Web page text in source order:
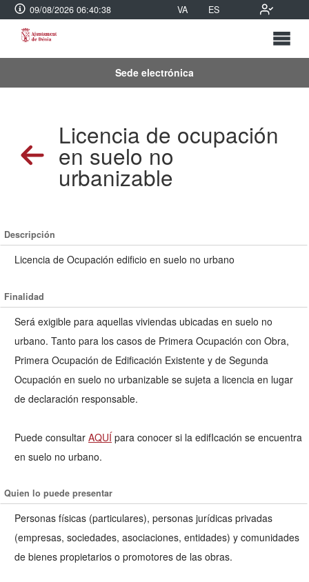
09/08/2026 06:40:38 VA ES
Sede electrónica
Licencia de ocupación
en suelo no
urbanizable
Descripción
Licencia de Ocupación edificio en suelo no urbano
Finalidad
Será exigible para aquellas viviendas ubicadas en suelo no
urbano. Tanto para los casos de Primera Ocupación con Obra,
Primera Ocupación de Edificación Existente y de Segunda
Ocupación en suelo no urbanizable se sujeta a licencia en lugar
de declaración responsable.
Puede consultar AQUÍpara conocer si la edifIcación se encuentra
en suelo no urbano.
Quien lo puede presentar
Personas físicas (particulares), personas jurídicas privadas
(empresas, sociedades, asociaciones, entidades) y comunidades
de bienes propietarios o promotores de las obras.